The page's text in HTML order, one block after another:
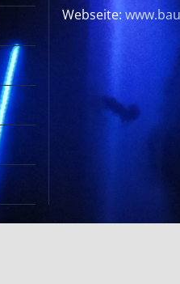
Webseite: